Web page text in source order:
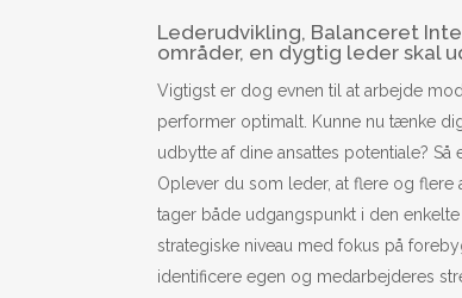
Lederudvikling, Balanceret
områder, en dygtig leder skal
Vigtigst er dog evnen til at arbejde
performer optimalt. Kunne nu tænke
udbytte af dine ansattes potentiale?
Oplever du som leder, at flere og flere
tager både udgangspunkt i den
strategiske niveau med fokus på
identificere egen og medarbejderes